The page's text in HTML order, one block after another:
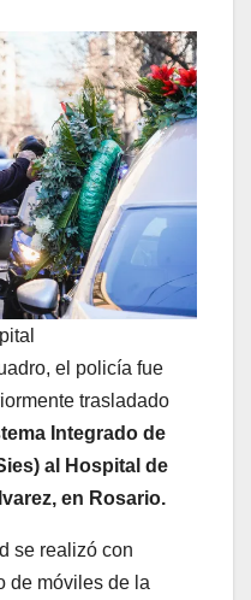
el policía fue
trasladado
Integrado de
al Hospital de
en Rosario.
se realizó con
de móviles de la